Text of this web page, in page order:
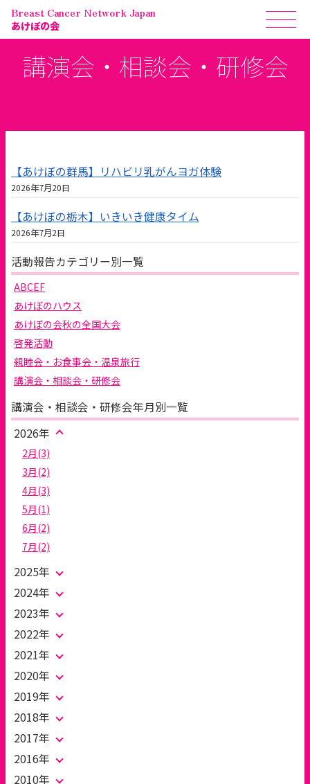
Breast Cancer Network Japan
あけぼの会
講演会・相談会・研修会
【あけぼの群馬】リハビリ乳がんヨガ体験
2026年7月20日
【あけぼの栃木】いきいき健康タイム
2026年7月2日
活動報告カテゴリー別一覧
ABCEF
あけぼのハウス
あけぼの会秋の全国大会
啓発活動
親睦会・お食事会・温泉旅行
講演会・相談会・研修会
講演会・相談会・研修会年月別一覧
2026年
2月(3)
3月(2)
4月(3)
5月(1)
6月(2)
7月(2)
2025年
2024年
2023年
2022年
2021年
2020年
2019年
2018年
2017年
2016年
2010年